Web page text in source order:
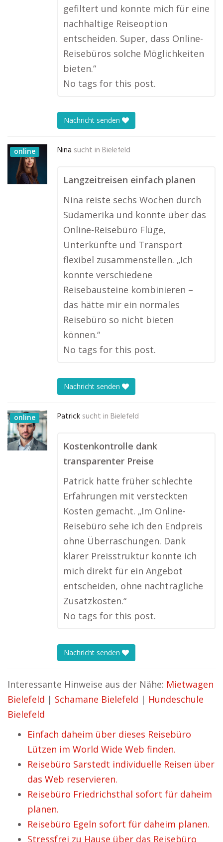
gefiltert und konnte mich für eine
nachhaltige Reiseoption
entscheiden. Super, dass Online-
Reisebüros solche Möglichkeiten
bieten.“
No tags for this post.
Nachricht senden
online Nina sucht in Bielefeld
Langzeitreisen einfach planen
Nina reiste sechs Wochen durch
Südamerika und konnte über das
Online-Reisebüro Flüge,
Unterkünfte und Transport
flexibel zusammenstellen. „Ich
konnte verschiedene
Reisebausteine kombinieren –
das hätte mir ein normales
Reisebüro so nicht bieten
können.“
No tags for this post.
Nachricht senden
online Patrick sucht in Bielefeld
Kostenkontrolle dank
transparenter Preise
Patrick hatte früher schlechte
Erfahrungen mit versteckten
Kosten gemacht. „Im Online-
Reisebüro sehe ich den Endpreis
ohne Überraschungen. Dank
klarer Preisstruktur konnte ich
mich direkt für ein Angebot
entscheiden, ohne nachträgliche
Zusatzkosten.“
No tags for this post.
Nachricht senden
Interessante Hinweise aus der Nähe: Mietwagen
Bielefeld | Schamane Bielefeld | Hundeschule
Bielefeld
Einfach daheim über dieses Reisebüro
Lützen im World Wide Web finden.
Reisebüro Sarstedt individuelle Reisen über
das Web reservieren.
Reisebüro Friedrichsthal sofort für daheim
planen.
Reisebüro Egeln sofort für daheim planen.
Stressfrei zu Hause über das Reisebüro